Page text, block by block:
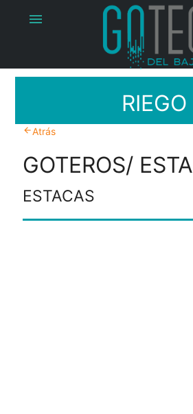
menu
RIEGO
arrow_backAtrás
GOTEROS/
ESTACAS